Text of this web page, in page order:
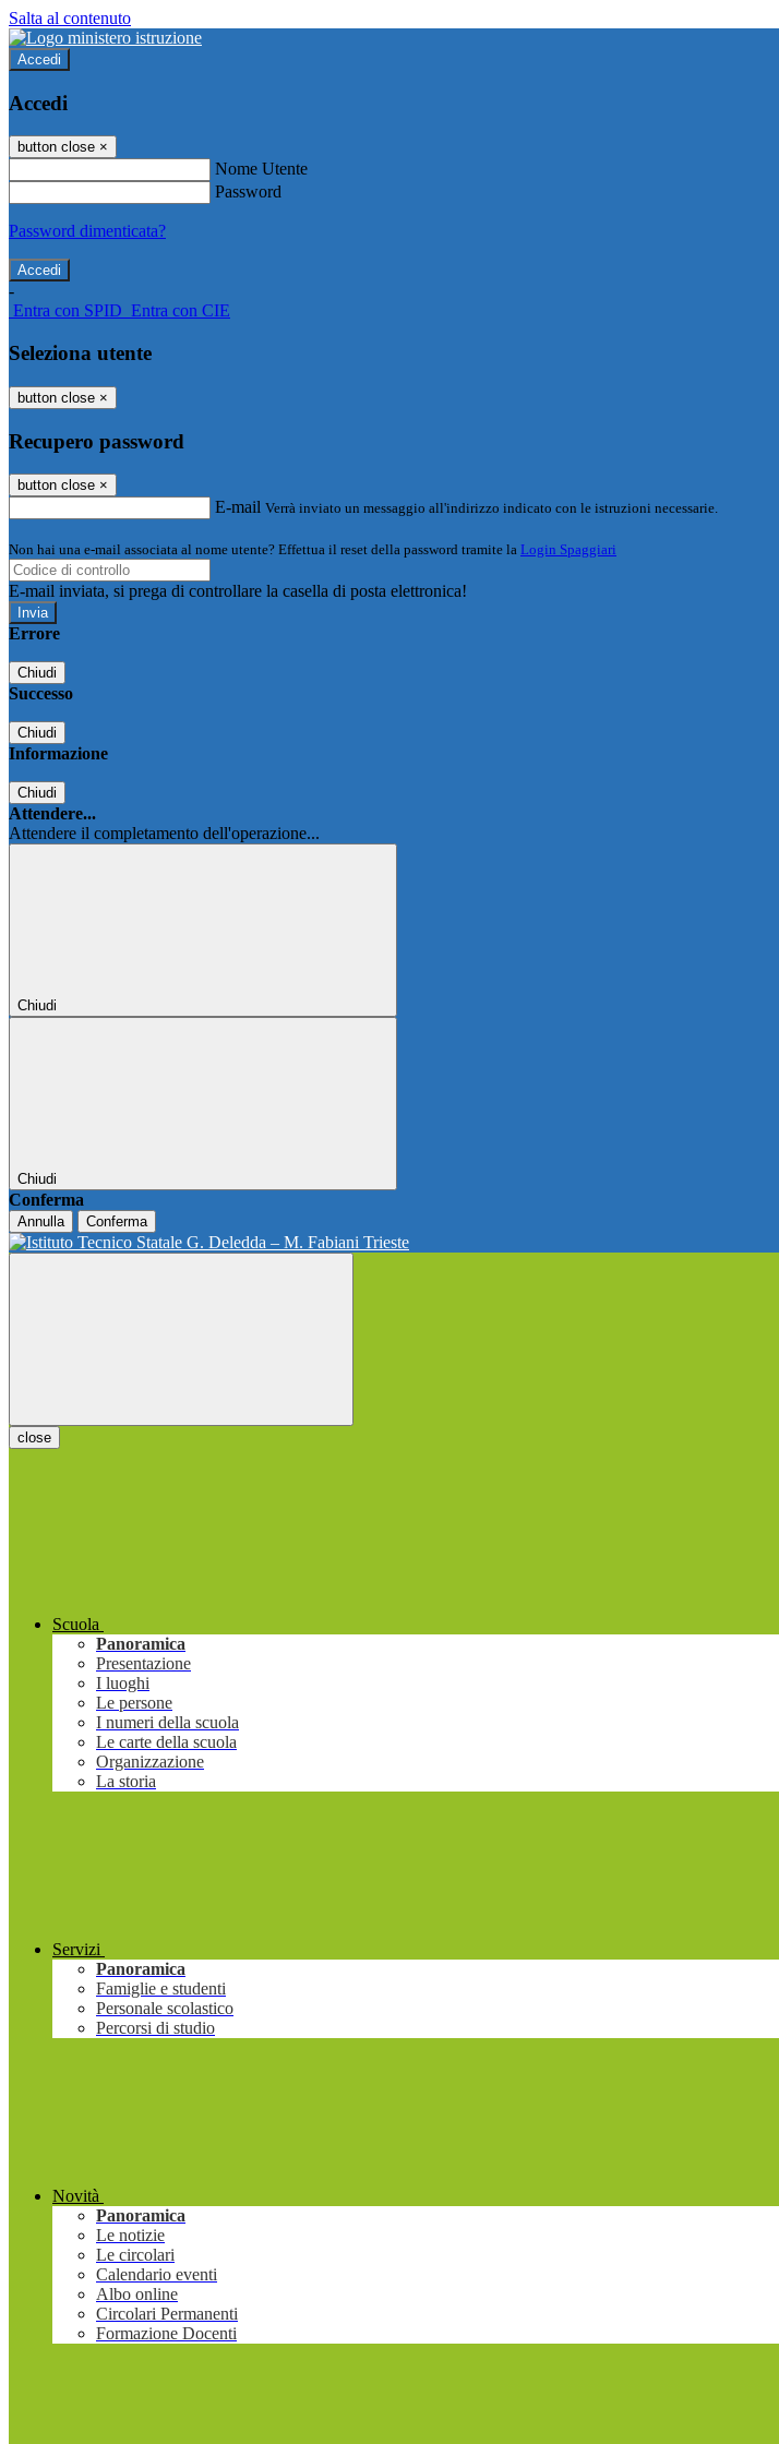
Salta al contenuto
Accedi
Accedi
button close ×
Nome Utente
Password
Password dimenticata?
-
Entra con SPID Entra con CIE
Seleziona utente
button close ×
Recupero password
button close ×
E-mail Verrà inviato un messaggio all'indirizzo indicato con le istruzioni necessarie.
Non hai una e-mail associata al nome utente? Effettua il reset della password tramite la Login Spaggiari
E-mail inviata, si prega di controllare la casella di posta elettronica!
Errore
Chiudi
Successo
Chiudi
Informazione
Chiudi
Attendere...
Attendere il completamento dell'operazione...
Chiudi
Chiudi
Conferma
Annulla Conferma
close
Scuola
Panoramica
Presentazione
I luoghi
Le persone
I numeri della scuola
Le carte della scuola
Organizzazione
La storia
Servizi
Panoramica
Famiglie e studenti
Personale scolastico
Percorsi di studio
Novità
Panoramica
Le notizie
Le circolari
Calendario eventi
Albo online
Circolari Permanenti
Formazione Docenti